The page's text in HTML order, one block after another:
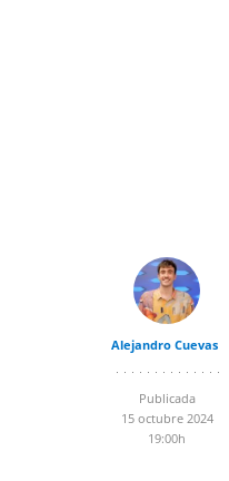
Alejandro Cuevas
Publicada
15 octubre 2024
19:00h